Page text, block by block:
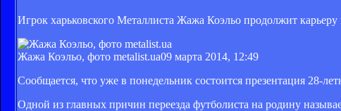
Игрок харьковского Металлиста Жажа Коэльо продолжит карьеру
Жажа Коэльо, фото metalist.ua09 марта 2014, 12:49
Сообщается, что уже в понедельник состоится презентация 28-
Одной из главных причин переезда футболиста на родину